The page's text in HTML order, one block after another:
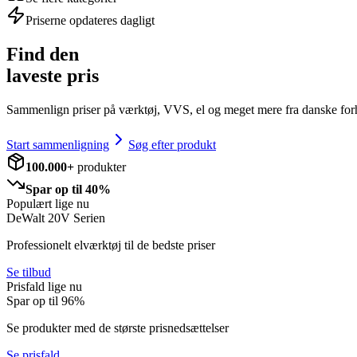
Priserne opdateres dagligt
Find den
laveste pris
Sammenlign priser på værktøj, VVS, el og meget mere fra danske
Start sammenligning
Søg efter produkt
100.000+ produkter
Spar op til 40%
Populært lige nu
DeWalt 20V Serien
Professionelt elværktøj til de bedste priser
Se tilbud
Prisfald lige nu
Spar op til 96%
Se produkter med de største prisnedsættelser